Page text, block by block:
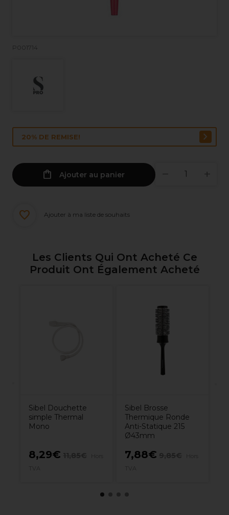
P001714
20% DE REMISE!
Ajouter au panier
Ajouter à ma liste de souhaits
Les Clients Qui Ont Acheté Ce
Produit Ont Également Acheté
Sibel Douchette
simple Thermal
Mono
8,29€
Sibel Brosse
Thermique Ronde
Anti-Statique 215
Ø43mm
7,88€